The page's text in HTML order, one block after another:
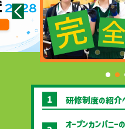
研修制度の紹介
オープンカンパニ